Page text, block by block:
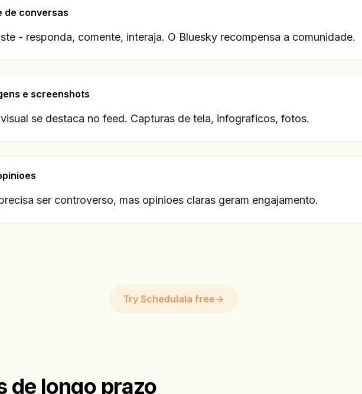
de conversas
- responda, comente, interaja. O Bluesky recompensa a comunidade.
e screenshots
se destaca no feed. Capturas de tela, infograficos, fotos.
ser controverso, mas opinioes claras geram engajamento.
Try Schedulala free→
de longo prazo